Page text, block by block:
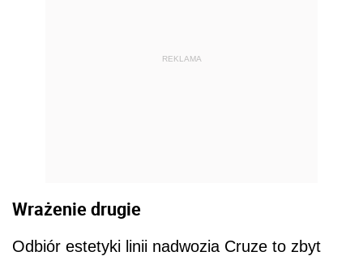
REKLAMA
Wrażenie drugie
Odbiór estetyki linii nadwozia Cruze to zbyt